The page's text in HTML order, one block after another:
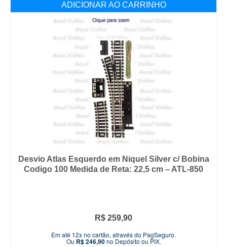
ADICIONAR AO CARRINHO
Desvio Atlas Esquerdo em Niquel Silver c/ Bobina
Codigo 100 Medida de Reta: 22,5 cm – ATL-850
R$ 259,90
Em até 12x no cartão, através do PagSeguro.
Ou R$246,90no Depósito ou PIX.